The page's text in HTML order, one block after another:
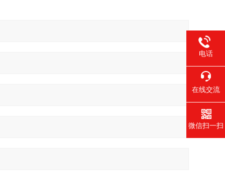
电话
在线交流
微信扫一扫